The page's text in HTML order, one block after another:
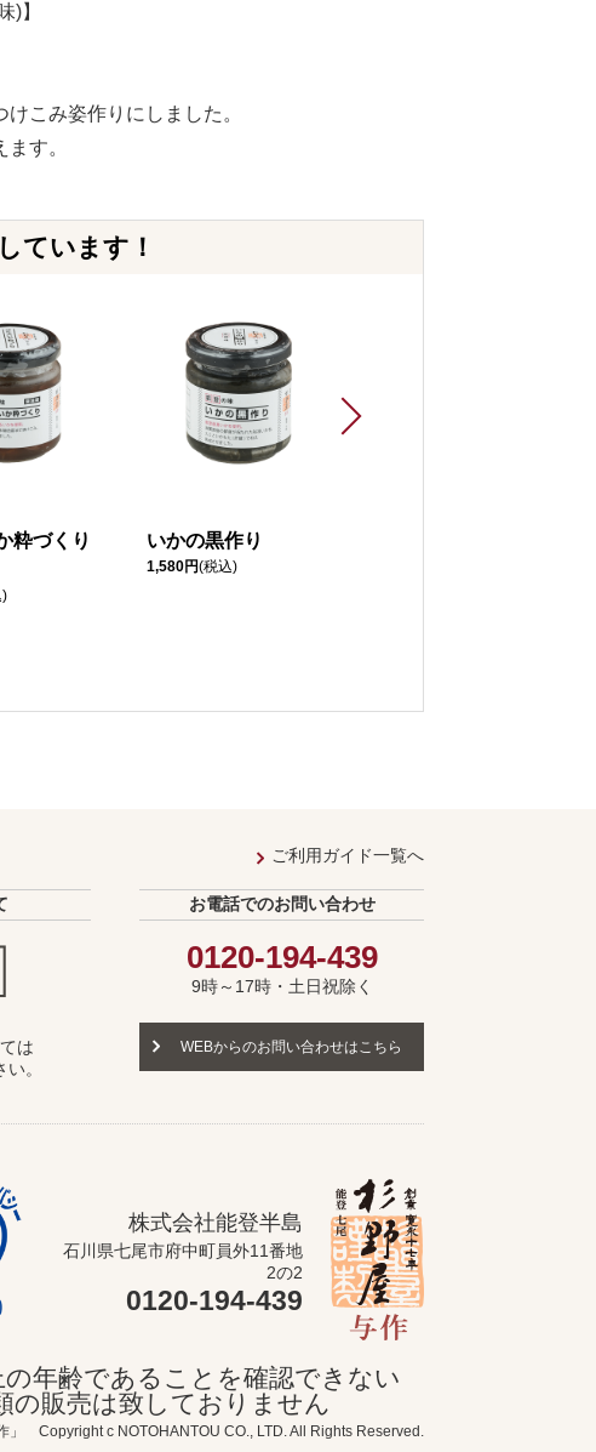
)】
こみ姿作りにしました。
す。
ています！
粋づくり
)
いかの黒作り
1,580円(税込)
ご利用ガイド一覧へ
は
。
お電話でのお問い合わせ
0120-194-439
9時～17時・土日祝除く
WEBからのお問い合わせはこちら
株式会社能登半島
石川県七尾市府中町員外11番地
2の2
0120-194-439
の年齢であることを確認できない
の販売は致しておりません
」 Copyright c NOTOHANTOU CO., LTD. All Rights Reserved.